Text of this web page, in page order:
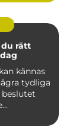
kännas
tydliga